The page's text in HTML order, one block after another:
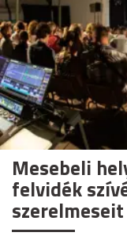
Mesebeli
felvidék